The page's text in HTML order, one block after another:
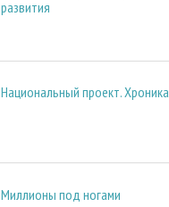
развития
Национальный проект.
Миллионы под ногами